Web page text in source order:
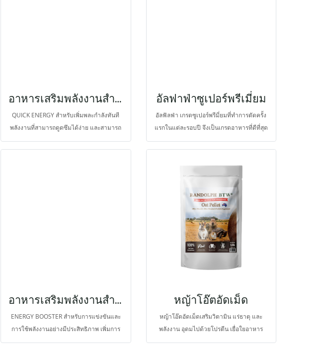
อาหารเสริมพลังงานสำหรับสัตว์ปีก
QUICK ENERGY สำหรับเพิ่มพละกำลังทันที
พลังงานที่สามารถดูดซึมได้ง่าย และสามารถ
นำไปใช้ได้ทันที
อัลฟาฟ่าซูเปอร์พรีเมี่ยม
อัลฟัลฟ่า เกรดซูเปอร์พรีมี่ยมที่ทำการตัดครั้ง
แรกในแต่ละรอบปี จึงเป็นเกรดอาหารที่ดีที่สุด
ในอเมริกา มีระดับของคุณค่าทางโภชนาการ
เหมาะสมกับสัตว์กินพืชในวัยเจริญเติบโต
ต้องการฟื้นฟูสุขภาพ หรือต้องการผลผลิตสูง
โดยยังให้ระดับโปรตีน วิตามินและแร่ธาตุที่ดี
มีความน่ากิน และการย่อยได้ของสัตว์สูง
อาหารเสริมพลังงานสำหรับสัตว์ปีก
ENERGY BOOSTER สำหรับการแข่งขันและ
การใช้พลังงานอย่างมีประสิทธิภาพ เพิ่มการ
ไหลเวียนเลือดที่ดีขึ้น ลดความเมื่อยล้าของ
หญ้าโอ๊ตอัดเม็ด
หญ้าโอ๊ตอัดเม็ดเสริมวิตามิน แร่ธาตุ และ
พลังงาน อุดมไปด้วยโปรตีน เยื่อใยอาหาร
ขณะที่โอ๊ตเฮย์ให้เยื่อใยอาหารที่เหมาะสม